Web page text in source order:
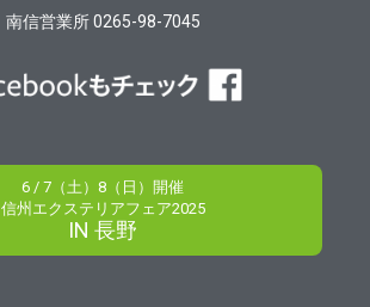
南信営業所 0265-98-7045
6 / 7（土）8（日）開催
信州エクステリアフェア2025
IN 長野